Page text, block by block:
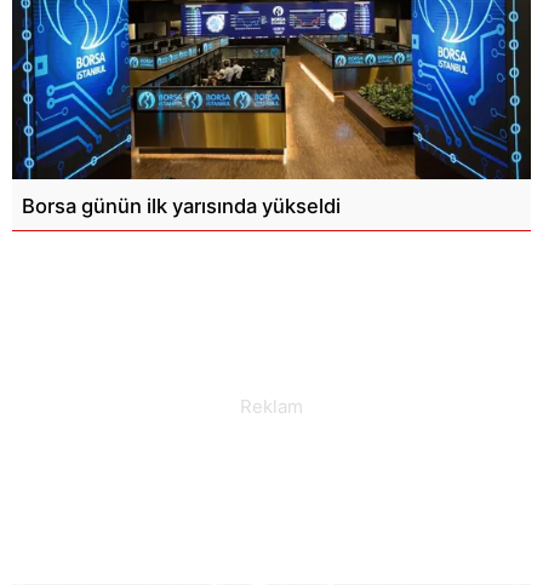
Borsa günün ilk yarısında yükseldi